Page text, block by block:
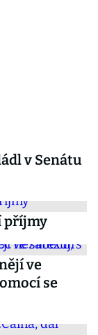
v Senátu
příjmy
ve
se